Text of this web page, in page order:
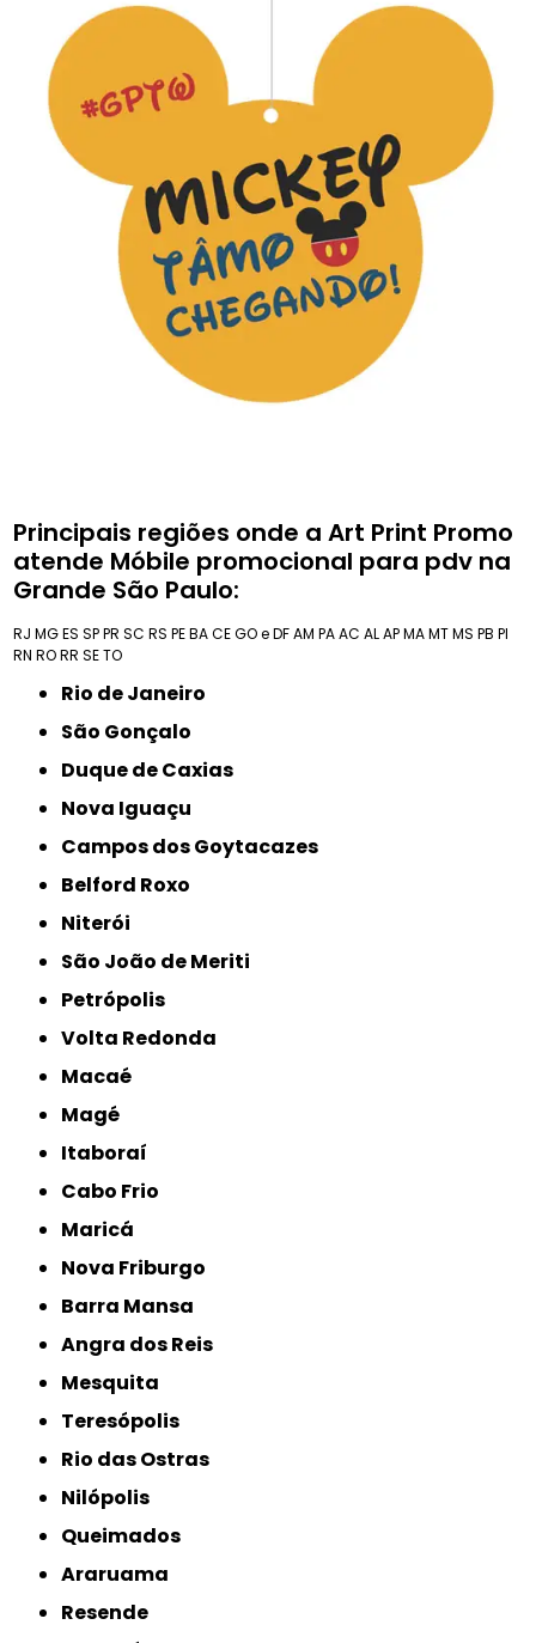
Principais regiões onde a Art Print Promo
atende Móbile promocional para pdv na
Grande São Paulo:
RJ MGES SPPR SC RS PEBACEGO e DFAM PAAC ALAPMAMTMS PB PI
RN RORR SETO
Rio de Janeiro
São Gonçalo
Duque de Caxias
Nova Iguaçu
Campos dos Goytacazes
Belford Roxo
Niterói
São João de Meriti
Petrópolis
Volta Redonda
Macaé
Magé
Itaboraí
Cabo Frio
Maricá
Nova Friburgo
Barra Mansa
Angra dos Reis
Mesquita
Teresópolis
Rio das Ostras
Nilópolis
Queimados
Araruama
Resende